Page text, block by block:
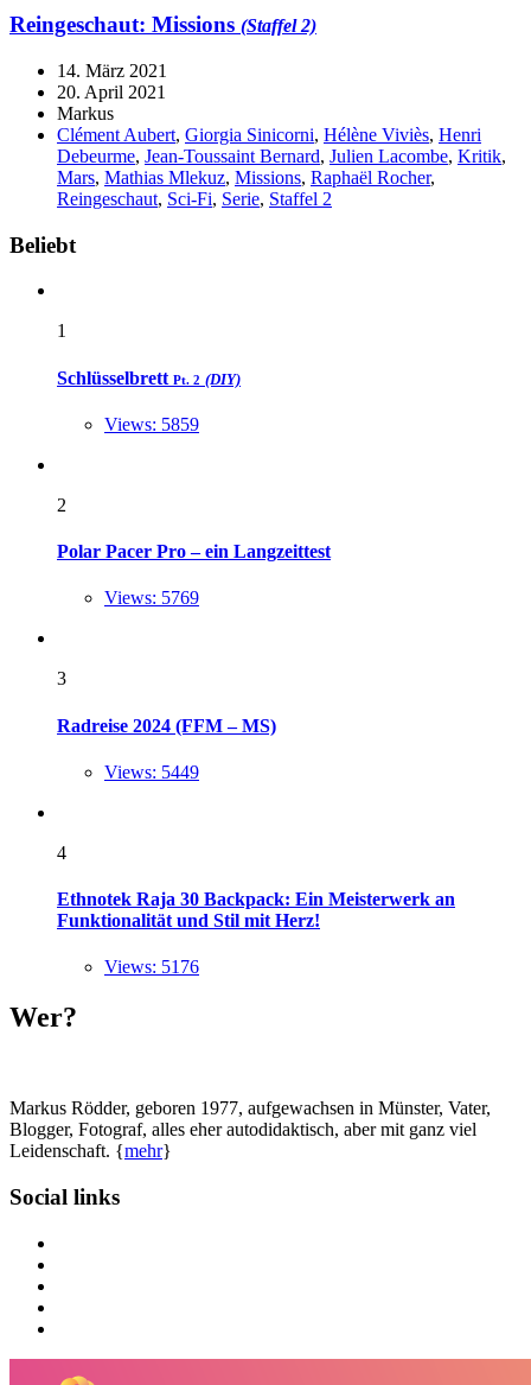
Reingeschaut: Missions (Staffel 2)
14. März 2021
20. April 2021
Markus
Clément Aubert, Giorgia Sinicorni, Hélène Viviès, Henri
Debeurme, Jean-Toussaint Bernard, Julien Lacombe, Kritik,
Mars, Mathias Mlekuz, Missions, Raphaël Rocher,
Reingeschaut, Sci-Fi, Serie, Staffel 2
Widgets
Beliebt
1
Schlüsselbrett Pt. 2 (DIY)
Views: 5859
2
Polar Pacer Pro – ein Langzeittest
Views: 5769
3
Radreise 2024 (FFM – MS)
Views: 5449
4
Ethnotek Raja 30 Backpack: Ein Meisterwerk an
Funktionalität und Stil mit Herz!
Views: 5176
Wer?
Markus Rödder, geboren 1977, aufgewachsen in Münster, Vater,
Blogger, Fotograf, alles eher autodidaktisch, aber mit ganz viel
Leidenschaft. {mehr}
Social links